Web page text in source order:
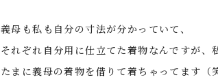
義母も私も自分の寸法が分かっていて、
それぞれ自分用に仕立てた着物なんですが、
たまに義母の着物を借りて着ちゃってます（